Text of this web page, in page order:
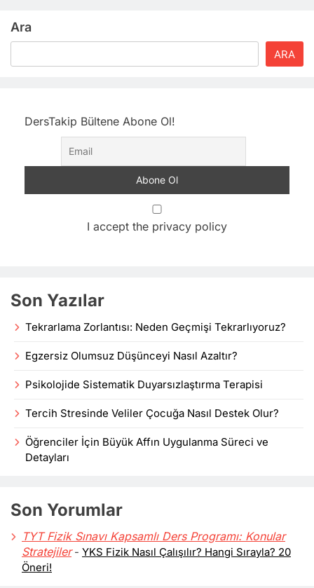
Ara
ARA
DersTakip Bültene Abone Ol!
I accept the privacy policy
Son Yazılar
Tekrarlama Zorlantısı: Neden Geçmişi Tekrarlıyoruz?
Egzersiz Olumsuz Düşünceyi Nasıl Azaltır?
Psikolojide Sistematik Duyarsızlaştırma Terapisi
Tercih Stresinde Veliler Çocuğa Nasıl Destek Olur?
Öğrenciler İçin Büyük Affın Uygulanma Süreci ve
Detayları
Son Yorumlar
TYT Fizik Sınavı Kapsamlı Ders Programı: Konular
Stratejiler- YKS Fizik Nasıl Çalışılır? Hangi Sırayla? 20
Öneri!